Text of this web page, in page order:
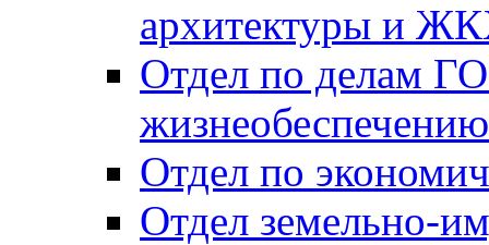
архитектуры и
Отдел по делам
Отдел по
Отдел земельно-